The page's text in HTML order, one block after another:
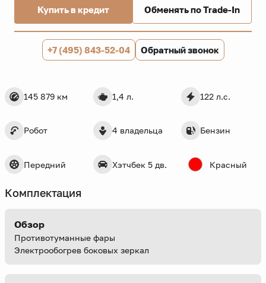
145 879 км 1,4 л. 122 л.с.
Робот 4 владельца Бензин
Передний Хэтчбек 5 дв. Красный
Купить в кредит Обменять по Trade-In
+7 (495) 843-52-04 Обратный звонок
Комплектация
Обзор
Противотуманные фары
Электрообогрев боковых зеркал